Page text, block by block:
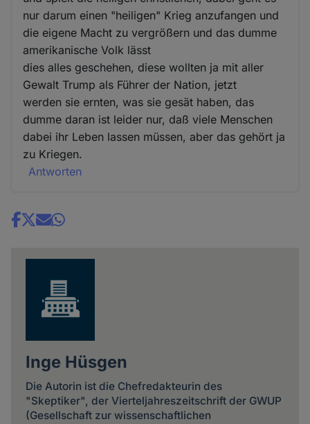
nur darum einen "heiligen" Krieg anzufangen und
die eigene Macht zu vergrößern und das dumme
amerikanische Volk lässt
dies alles geschehen, diese wollten ja mit aller
Gewalt Trump als Führer der Nation, jetzt
werden sie ernten, was sie gesät haben, das
dumme daran ist leider nur, daß viele Menschen
dabei ihr Leben lassen müssen, aber das gehört ja
zu Kriegen.
Antworten
Share
Inge Hüsgen
Die Autorin ist die Chefredakteurin des
"Skeptiker", der Vierteljahreszeitschrift der GWUP
(Gesellschaft zur wissenschaftlichen